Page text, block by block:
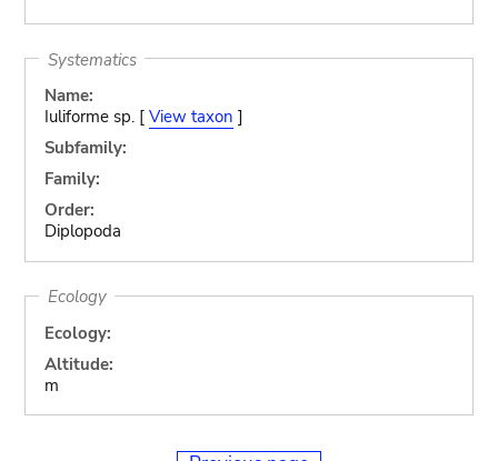
Systematics
Name:
Iuliforme sp. [ View taxon ]
Subfamily:
Family:
Order:
Diplopoda
Ecology
Ecology:
Altitude:
m